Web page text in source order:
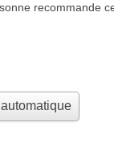
recommande